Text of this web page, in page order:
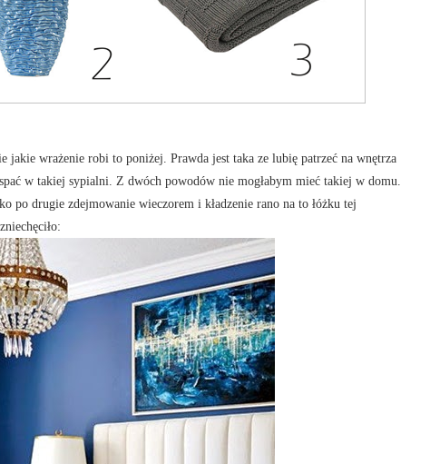
jakie wrażenie robi to poniżej. Prawda jest taka ze lubię patrzeć na wnętrza
w takiej sypialni. Z dwóch powodów nie mogłabym mieć takiej w domu.
po drugie zdejmowanie wieczorem i kładzenie rano na to łóżku tej